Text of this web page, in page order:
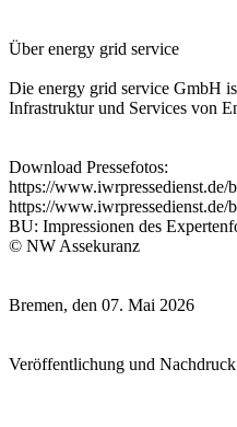
Über energy grid service
Die energy grid service GmbH
Infrastruktur und Services von
Download Pressefotos:
https://
https://
BU: Impressionen des
© NW Assekuranz
Bremen, den 07. Mai 2026
Veröffentlichung und